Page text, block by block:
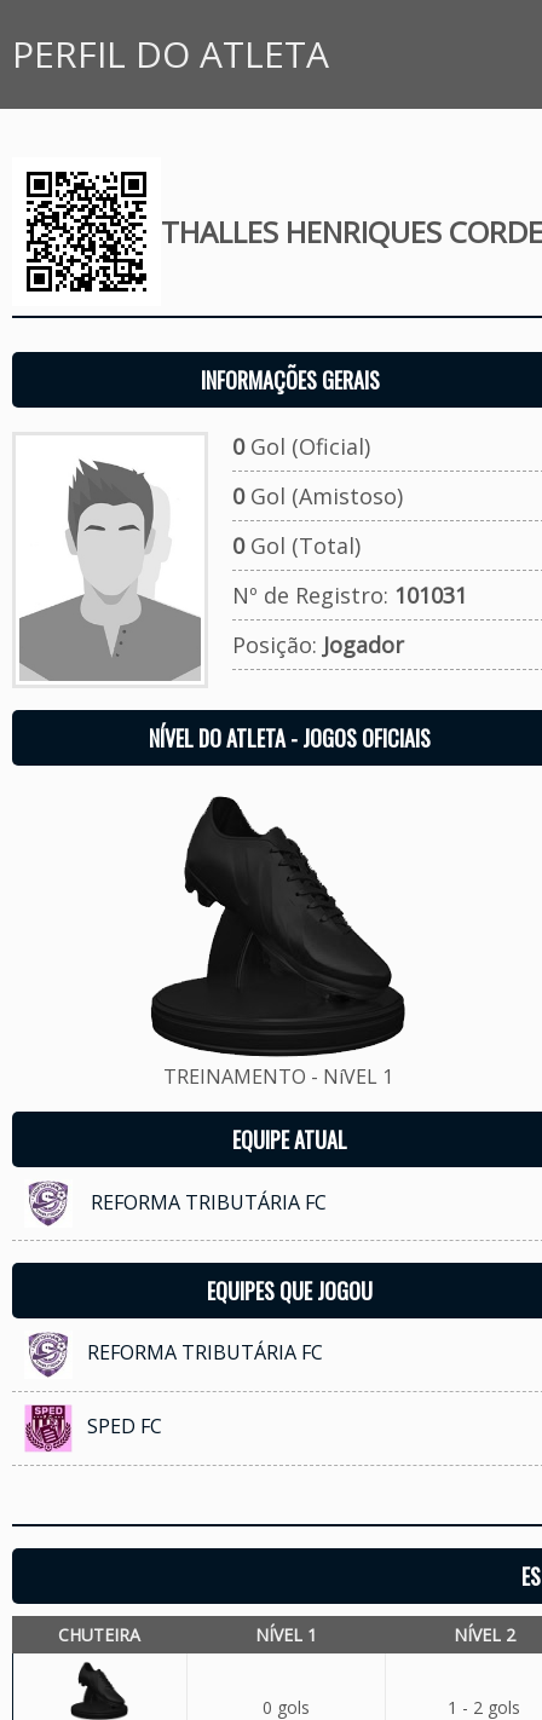
PERFIL DO ATLETA
THALLES HENRIQUES
INFORMAÇÕES GERAIS
0Gol (Oficial)
0Gol (Amistoso)
0Gol (Total)
Nº de Registro: 101031
Posição: Jogador
NÍVEL DO ATLETA - JOGOS OFICIAIS
TREINAMENTO - NíVEL 1
EQUIPE ATUAL
REFORMA TRIBUTÁRIA FC
EQUIPES QUE JOGOU
REFORMA TRIBUTÁRIA FC
SPED FC
CHUTEIRA NÍVEL 1 NÍVEL 2
0 gols 1 - 2 gols